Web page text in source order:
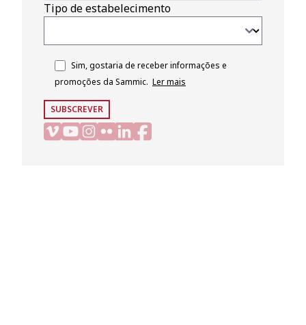
Tipo de estabelecimento
Sim, gostaria de receber informações e
promoções da Sammic. Ler mais
SUBSCREVER